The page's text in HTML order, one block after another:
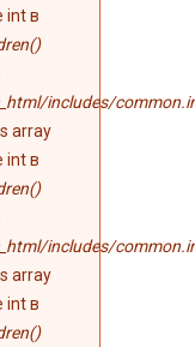
int в
includes/
array
int в
includes/
array
int в